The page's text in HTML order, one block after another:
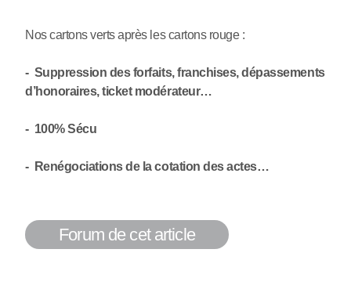
Nos cartons verts après les cartons rouge :
- Suppression des forfaits, franchises, dépassements
d’honoraires, ticket modérateur…
- 100% Sécu
- Renégociations de la cotation des actes…
Forum de cet article